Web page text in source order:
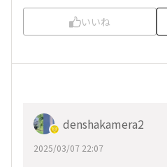
いいね
denshakamera2
2025/03/07 22:07